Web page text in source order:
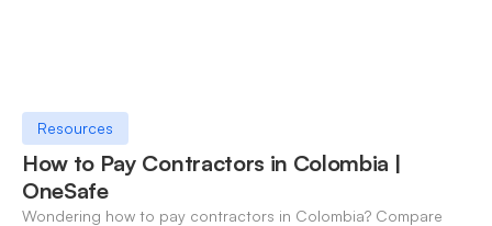
Resources
How to Pay Contractors in Colombia |
OneSafe
Wondering how to pay contractors in Colombia? Compare